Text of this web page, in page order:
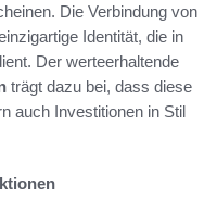
Die Verbindung von
Identität, die in
Der werteerhaltende
trägt dazu bei, dass diese
auch Investitionen in Stil